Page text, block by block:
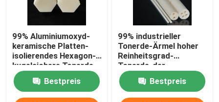
99% Aluminiumoxyd-
keramische Platten-
isolierendes Hexagon-
kugelsichere Tonerde-
keramisches Blatt
Bestpreis
99% industrieller
Tonerde-Ärmel hoher
Reinheitsgrad-
Tonerde-der
keramischen Rohr-
hohen Temperatur
Bestpreis